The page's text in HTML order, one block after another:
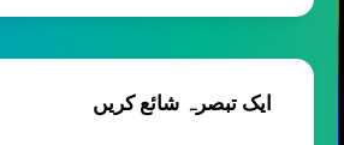
ایک تبصرہ شائع کریں